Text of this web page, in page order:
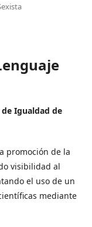
Igualdad de
promoción de la
visibilidad al
el uso de un
mediante